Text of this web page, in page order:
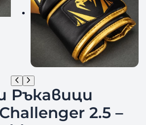
Ръкавици
2.5 –